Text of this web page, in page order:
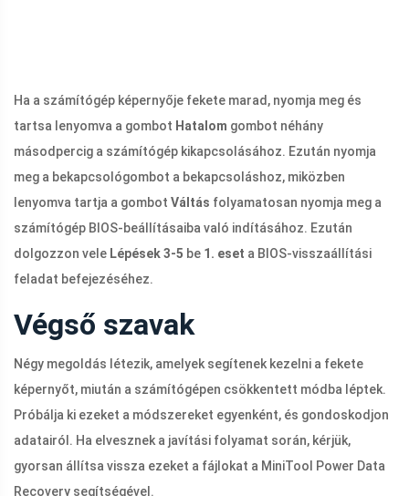
Ha a számítógép képernyője fekete marad, nyomja meg és
tartsa lenyomva a gombot Hatalom gombot néhány
másodpercig a számítógép kikapcsolásához. Ezután nyomja
meg a bekapcsológombot a bekapcsoláshoz, miközben
lenyomva tartja a gombot Váltás folyamatosan nyomja meg a
számítógép BIOS-beállításaiba való indításához. Ezután
dolgozzon vele Lépések 3-5 be 1. eset a BIOS-visszaállítási
feladat befejezéséhez.
Végső szavak
Négy megoldás létezik, amelyek segítenek kezelni a fekete
képernyőt, miután a számítógépen csökkentett módba léptek.
Próbálja ki ezeket a módszereket egyenként, és gondoskodjon
adatairól. Ha elvesznek a javítási folyamat során, kérjük,
gyorsan állítsa vissza ezeket a fájlokat a MiniTool Power Data
Recovery segítségével.